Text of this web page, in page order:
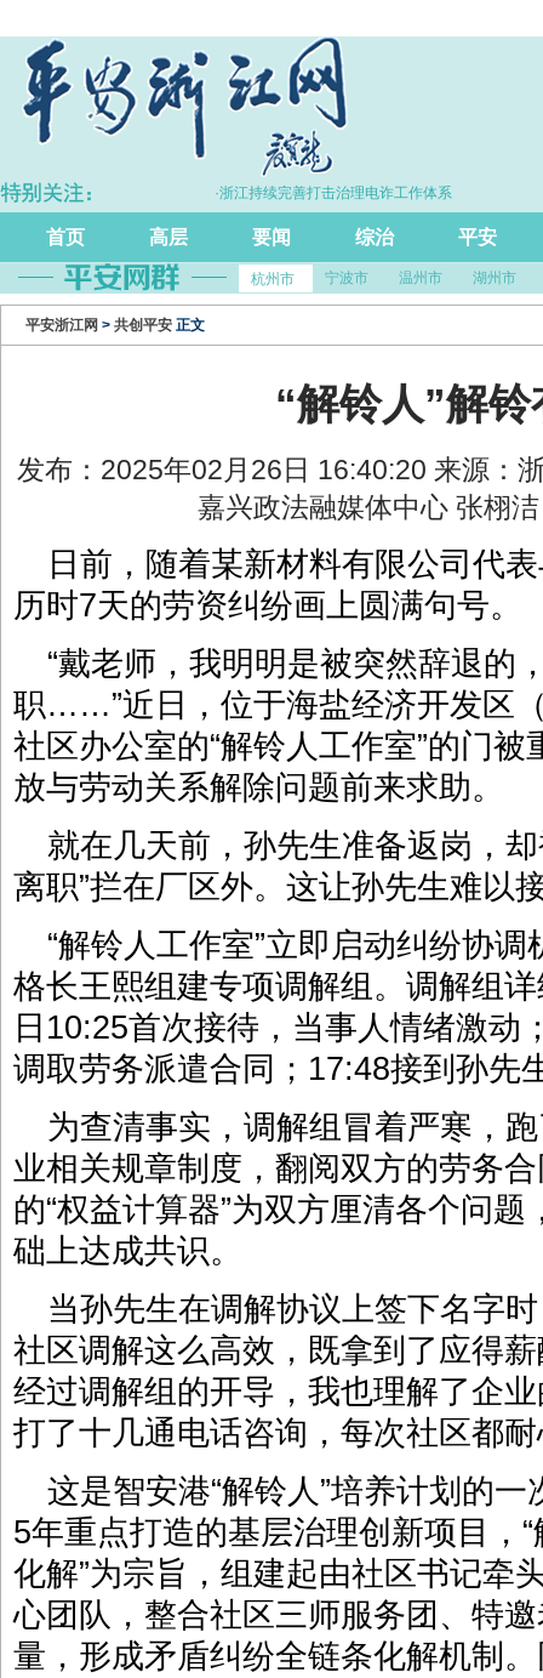
5.7% ·浙江持续完善打击治理电诈工作体系
首页 高层 要闻 综治 平安
杭州市 宁波市 温州市 湖州市
平安浙江网 > 共创平安 正文
“解铃人”解
发布：2025年02月26日 16:40:20 来源：
嘉兴政法融媒体中心 张栩
日前，随着某新材料有限公司代
历时7天的劳资纠纷画上圆满句号。
“戴老师，我明明是被突然辞退的
职……”近日，位于海盐经济开发区
社区办公室的“解铃人工作室”的门
放与劳动关系解除问题前来求助。
就在几天前，孙先生准备返岗，
离职”拦在厂区外。这让孙先生难以
“解铃人工作室”立即启动纠纷协
格长王熙组建专项调解组。调解组
日10:25首次接待，当事人情绪激动
调取劳务派遣合同；17:48接到孙
为查清事实，调解组冒着严寒，
业相关规章制度，翻阅双方的劳务
的“权益计算器”为双方厘清各个问
础上达成共识。
当孙先生在调解协议上签下名字
社区调解这么高效，既拿到了应得
经过调解组的开导，我也理解了企
打了十几通电话咨询，每次社区都
这是智安港“解铃人”培养计划的
5年重点打造的基层治理创新项目，
化解”为宗旨，组建起由社区书记牵
心团队，整合社区三师服务团、特
量，形成矛盾纠纷全链条化解机制